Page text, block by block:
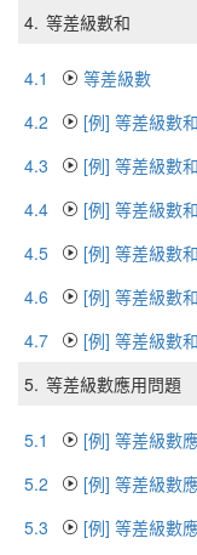
4. 等差級數和
4.1
等差級數
4.2
[例] 等差級數
4.3
[例] 等差級數
4.4
[例] 等差級數
4.5
[例] 等差級數
4.6
[例] 等差級數
4.7
[例] 等差級數
5. 等差級數應用問題
5.1
[例] 等差級數
5.2
[例] 等差級數
5.3
[例] 等差級數